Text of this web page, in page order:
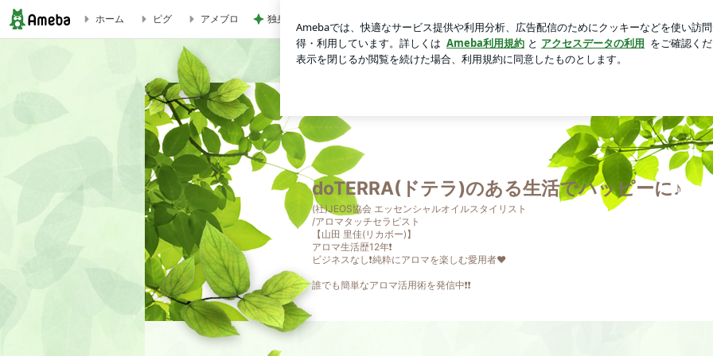
【2026年8月のお得情報】POM、プロモーション、新製品情報 | doTERRA(ドテラ)のある生活でハッピーに♪
ホーム ピグ アメブロ 独身時代の貯金で買ったブレスレット 新規登録
doTERRA(ドテラ)のある生活でハッピーに♪
(社)JEOS協会 エッセンシャルオイルスタイリスト
/アロマタッチセラピスト
【山田 里佳(リカボー)】
アロマ生活歴12年❗️
ビジネスなし❗️純粋にアロマを楽しむ愛用者♥
誰でも簡単なアロマ活用術を発信中❗️❗️